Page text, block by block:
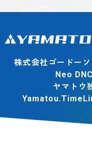
株式会社ゴードー
Neo
ヤマトウ